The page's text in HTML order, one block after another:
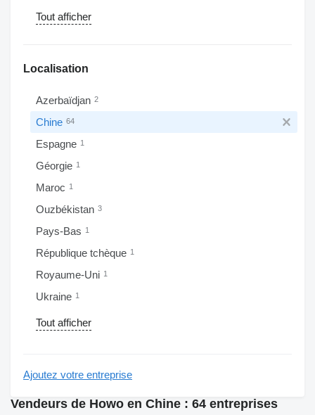
Tout afficher
Localisation
Azerbaïdjan 2
Chine 64
Espagne 1
Géorgie 1
Maroc 1
Ouzbékistan 3
Pays-Bas 1
République tchèque 1
Royaume-Uni 1
Ukraine 1
Tout afficher
Ajoutez votre entreprise
Vendeurs de Howo en Chine : 64 entreprises